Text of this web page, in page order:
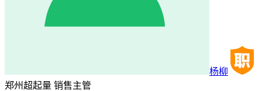
杨柳
郑州超起量 销售主管